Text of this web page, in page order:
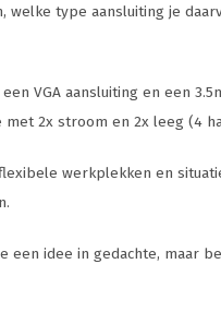
welke type aansluiting je
VGA aansluiting en een
2x stroom en 2x leeg (4
werkplekken en
idee in gedachte, maar